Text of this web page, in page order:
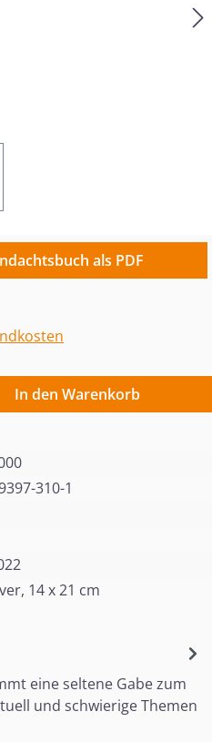
als PDF
gewünschten
In den Warenkorb
310-1
14 x 21 cm
eine seltene Gabe zum
und schwierige Themen